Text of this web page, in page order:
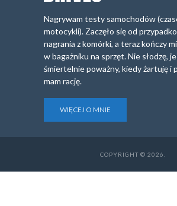
Nagrywam testy samochodów
motocykli). Zaczęło się od
nagrania z komórki, a teraz kończy
w bagażniku na sprzęt. Nie słodzę,
śmiertelnie poważny, kiedy żartuję i
mam rację.
WIĘCEJ O MNIE
COPYRIGHT © 2026.